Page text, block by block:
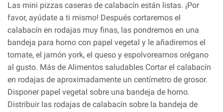
Las mini pizzas caseras de calabacín están listas. ¡Por
favor, ayúdate a ti mismo! Después cortaremos el
calabacín en rodajas muy finas, las pondremos en una
bandeja para horno con papel vegetal y le añadiremos el
tomate, el jamón york, el queso y espolvoreamos orégano
al gusto. Más de Alimentos saludables Cortar el calabacín
en rodajas de aproximadamente un centímetro de grosor.
Disponer papel vegetal sobre una bandeja de horno.
Distribuir las rodajas de calabacín sobre la bandeja de